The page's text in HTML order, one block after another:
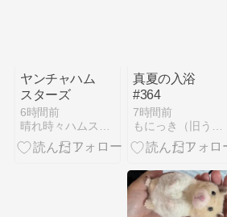
ヤンチャハム
スターズ
6時間前
真夏の入浴
#364
7時間前